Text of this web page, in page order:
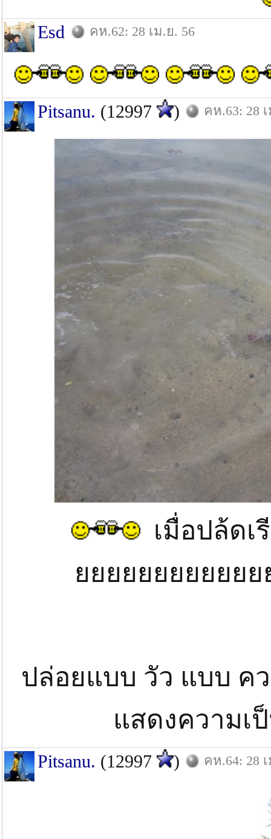
Esd คห.62: 28 เม.ย. 56
Pitsanu. (12997 ) คห.63: 28
เมื่อปล้ดเ
ยยยยยยยยยยย
ปล่อยแบบ วัว แบบ ค
แสดงความเ
Pitsanu. (12997 ) คห.64: 28